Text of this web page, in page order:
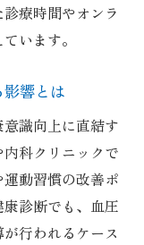
療時間やオンラ
います。
響とは
識向上に直結す
科クリニックで
動習慣の改善ポ
診断でも、血圧
行われるケース